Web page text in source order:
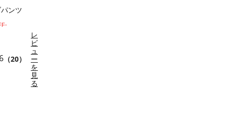
ンツ
（20）
レ
ビ
ュ
ー
を
見
る